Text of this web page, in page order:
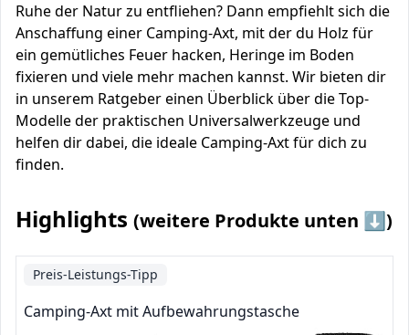
Ruhe der Natur zu entfliehen? Dann empfiehlt sich die
Anschaffung einer Camping-Axt, mit der du Holz für
ein gemütliches Feuer hacken, Heringe im Boden
fixieren und viele mehr machen kannst. Wir bieten dir
in unserem Ratgeber einen Überblick über die Top-
Modelle der praktischen Universalwerkzeuge und
helfen dir dabei, die ideale Camping-Axt für dich zu
finden.
Highlights (weitere Produkte unten ⬇️)
Preis-Leistungs-Tipp
Camping-Axt mit Aufbewahrungstasche